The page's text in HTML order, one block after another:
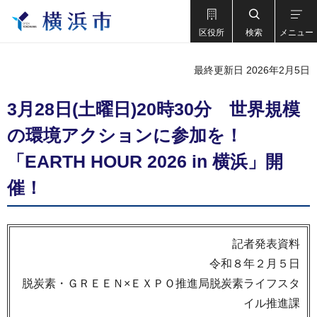
区役所 検索 メニュー
最終更新日 2026年2月5日
3月28日(土曜日)20時30分 世界規模
の環境アクションに参加を！
「EARTH HOUR 2026 in 横浜」開
催！
記者発表資料
令和８年２月５日
脱炭素・ＧＲＥＥＮ×ＥＸＰＯ推進局脱炭素ライフスタ
イル推進課